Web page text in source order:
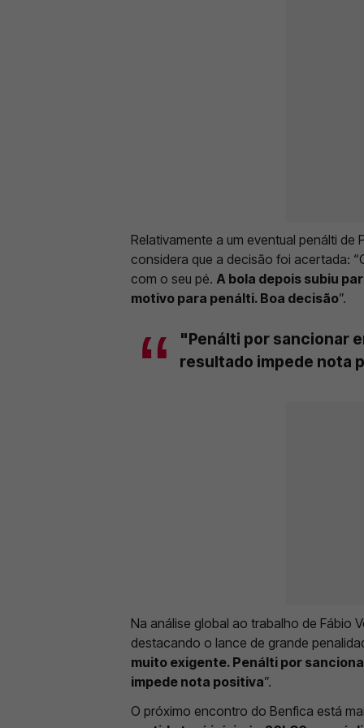
Relativamente a um eventual penálti
considera que a decisão foi acertada:
com o seu pé. A bola depois subiu
motivo para penálti. Boa decisão”.
"Penálti por sancionar
resultado impede nota
Na análise global ao trabalho de Fábio
destacando o lance de grande
muito exigente. Penálti por
impede nota positiva”.
O próximo encontro do Benfica está